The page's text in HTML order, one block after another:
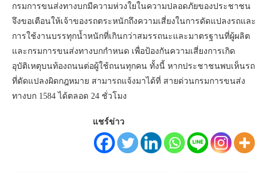
กรมการขนส่งทางบกมีความห่วงใยในความปลอดภัยของประชาชน
จึงขอเตือนให้เจ้าของรถตระหนักถึงความเสี่ยงในการดัดแปลงรถและ
การใช้งานบรรทุกน้ำหนักที่เกินกว่าสมรรถนะและมาตรฐานที่ผู้ผลิต
และกรมการขนส่งทางบกกำหนด เพื่อป้องกันความเสี่ยงการเกิด
อุบัติเหตุบนท้องถนนต่อผู้ใช้ถนนทุกคน ทั้งนี้ หากประชาชนพบเห็นรถ
ที่ดัดแปลงผิดกฎหมาย สามารถแจ้งมาได้ที่ สายด่วนกรมการขนส่ง
ทางบก 1584 ได้ตลอด 24 ชั่วโมง
แชร์ข่าว